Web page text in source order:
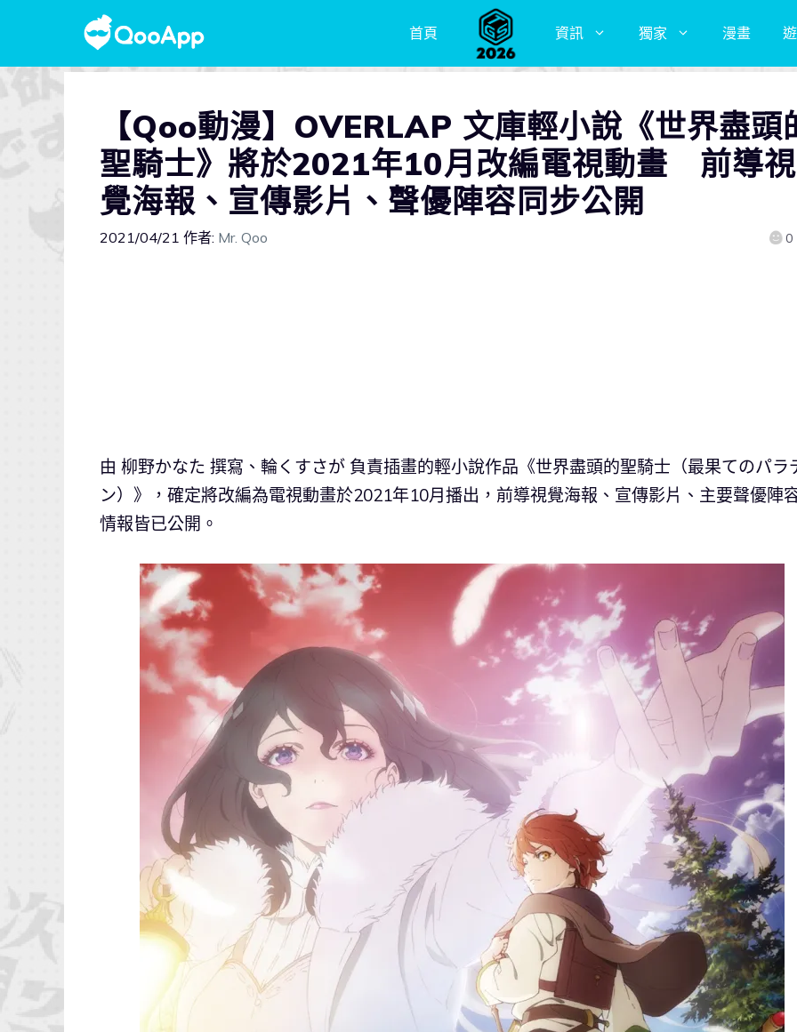
首頁 資訊 獨家 漫畫
【Qoo動漫】OVERLAP 文庫輕小說《世界盡頭
聖騎士》將於2021年10月改編電視動畫 前導視
覺海報、宣傳影片、聲優陣容同步公開
2021/04/21 作者: Mr. Qoo 0
由 柳野かなた 撰寫、輪くすさが 負責插畫的輕小說作品《世界盡頭的聖騎士（最果てのパラ
ン）》，確定將改編為電視動畫於2021年10月播出，前導視覺海報、宣傳影片、主要聲優陣
情報皆已公開。